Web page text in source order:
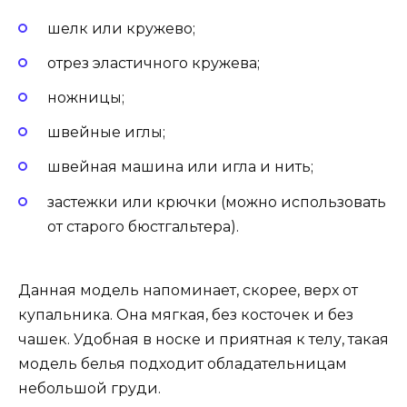
шелк или кружево;
отрез эластичного кружева;
ножницы;
швейные иглы;
швейная машина или игла и нить;
застежки или крючки (можно использовать
от старого бюстгальтера).
Данная модель напоминает, скорее, верх от
купальника. Она мягкая, без косточек и без
чашек. Удобная в носке и приятная к телу, такая
модель белья подходит обладательницам
небольшой груди.